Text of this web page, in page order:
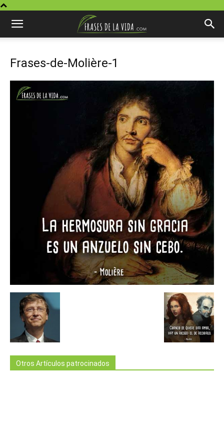
Frases-de-Molière-1
Otros Artículos patrocinados